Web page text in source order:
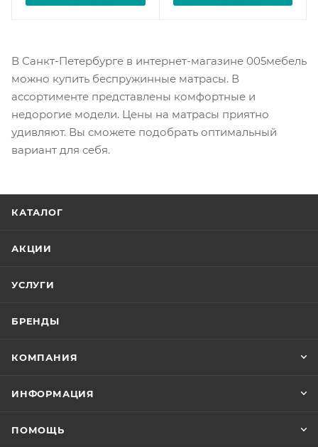
В Санкт-Петербурге в интернет-магазине 005мебель
можно купить беспружинные матрасы. В
ассортименте представлены комфортные и
недорогие модели. Цены на матрасы приятно
удивляют. Вы сможете подобрать оптимальный
вариант для себя.
КАТАЛОГ
АКЦИИ
УСЛУГИ
БРЕНДЫ
КОМПАНИЯ
ИНФОРМАЦИЯ
ПОМОЩЬ